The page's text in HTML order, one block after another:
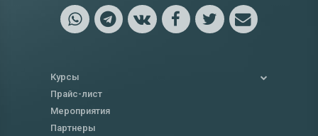
Курсы
Прайс-лист
Мероприятия
Партнеры